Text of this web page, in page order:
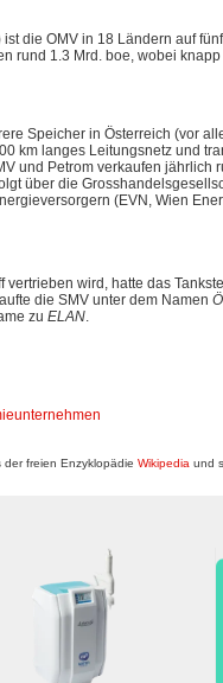
die OMV in 18 Ländern auf
rund 1.3 Mrd. boe, wobei
Speicher in Österreich (vor
km langes Leitungsnetz und
und Petrom verkaufen jährlich
über die
(EVN, Wien
vertrieben wird, hatte das
die SMV unter dem Namen
zu ELAN.
der freien Enzyklopädie Wikipedia und